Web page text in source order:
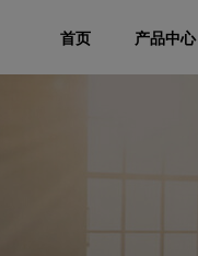
首页 产品中心